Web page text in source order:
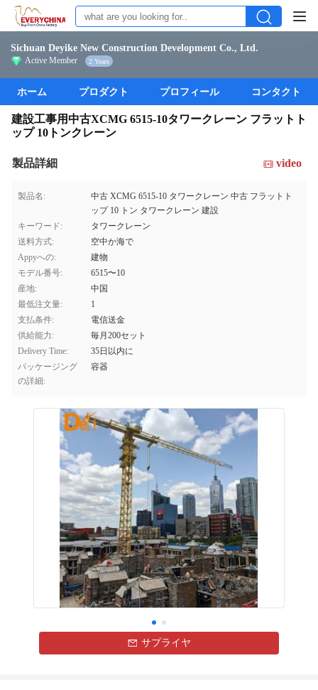
Sichuan Deyike New Construction Development Co., Ltd.
Active Member 2 Years
ホーム プロダクト プロフィール コンタクト
建設工事用中古XCMG 6515-10タワークレーン フラットト
ップ 10トンクレーン
製品詳細 video
製品名:
中古 XCMG 6515-10 タワークレーン 中古 フラットト
ップ 10 トン タワークレーン 建設
キーワード:
タワークレーン
送料方式:
空中か海で
Appyへの:
建物
モデル番号:
6515〜10
産地:
中国
最低注文量:
1
支払条件:
電信送金
供給能力:
毎月200セット
Delivery Time:
35日以内に
パッケージング
の詳細:
容器
サプライヤ